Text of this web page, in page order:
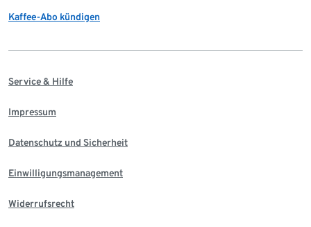
Kaffee-Abo kündigen
Service & Hilfe
Impressum
Datenschutz und Sicherheit
Einwilligungsmanagement
Widerrufsrecht